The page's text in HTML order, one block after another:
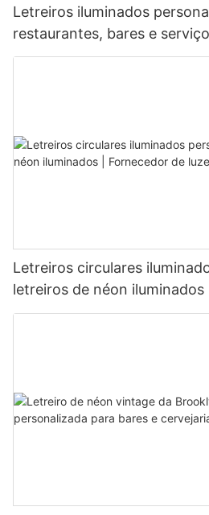
Letreiros iluminados
restaurantes, bares e
Fabricante de letreiros de
Letreiros circulares
letreiros de néon
luzes de néon para cafés